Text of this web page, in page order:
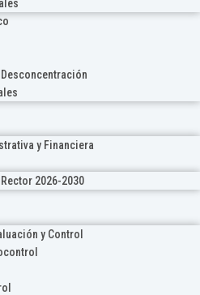
y Financiera
2026-2030
y Control